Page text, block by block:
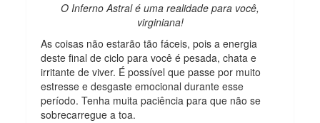
O Inferno Astral é uma realidade para você,
virginiana!
As coisas não estarão tão fáceis, pois a energia
deste final de ciclo para você é pesada, chata e
irritante de viver. É possível que passe por muito
estresse e desgaste emocional durante esse
período. Tenha muita paciência para que não se
sobrecarregue a toa.